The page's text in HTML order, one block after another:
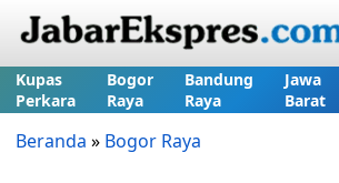
Kupas
Perkara
Bogor
Raya
Bandung
Raya
Jawa
Barat
Beranda » Bogor Raya